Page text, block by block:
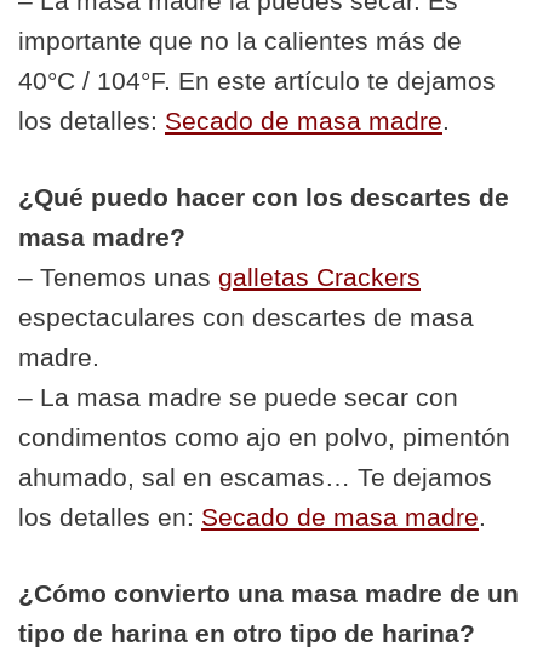
importante que no la calientes más de
40°C / 104°F. En este artículo te dejamos
los detalles: Secado de masa madre.
¿Qué puedo hacer con los descartes de
masa madre?
– Tenemos unas galletas Crackers
espectaculares con descartes de masa
madre.
– La masa madre se puede secar con
condimentos como ajo en polvo, pimentón
ahumado, sal en escamas… Te dejamos
los detalles en: Secado de masa madre.
¿Cómo convierto una masa madre de un
tipo de harina en otro tipo de harina?